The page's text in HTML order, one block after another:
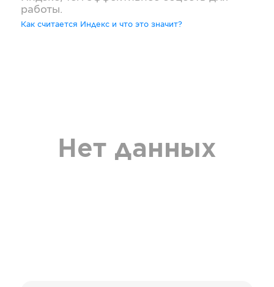
работы.
Как считается Индекс и что это значит?
Нет данных